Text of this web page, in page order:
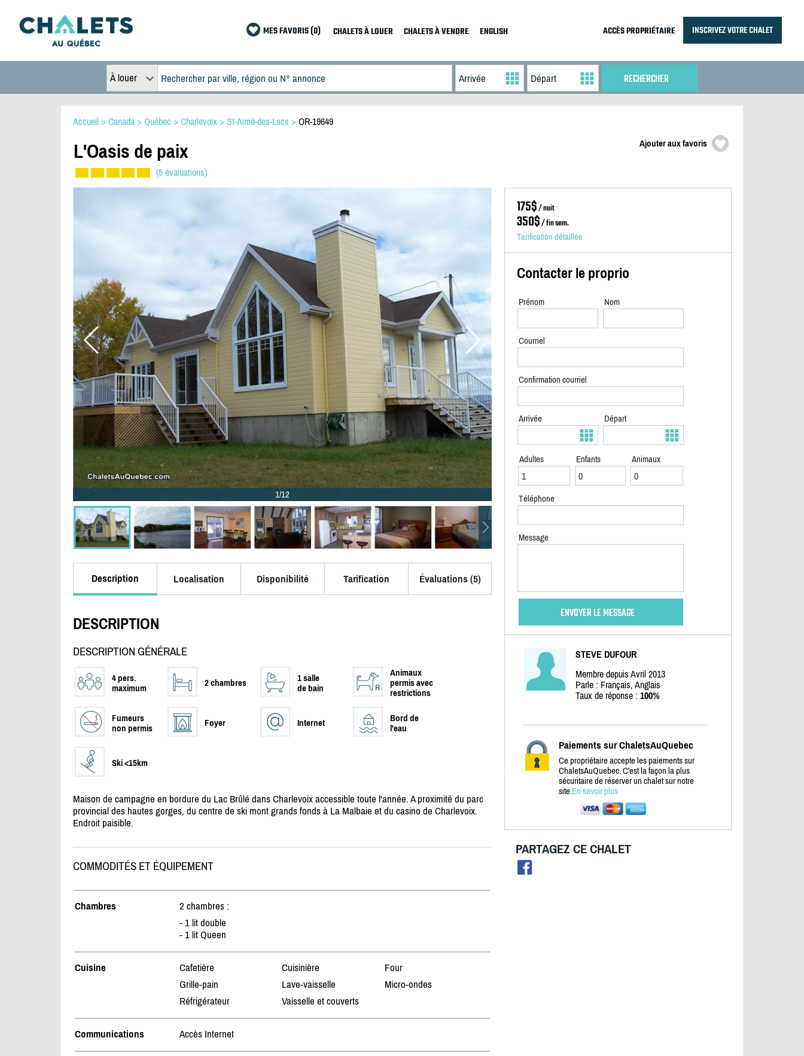
MES FAVORIS (0) CHALETS À LOUER CHALETS À VENDRE ENGLISH ACCÈS PROPRIÉTAIRE INSCRIVEZ VOTRE CHALET
À louer
Accueil > Canada > Québec > Charlevoix > St-Aimé-des-Lacs > OR-19649
L'Oasis de paix
(5 évaluations)
Ajouter aux favoris
1/12
Description Localisation Disponibilité Tarification Évaluations (5)
DESCRIPTION
DESCRIPTION GÉNÉRALE
4 pers.
maximum
2 chambres
1 salle
de bain
Animaux
permis avec
restrictions
Fumeurs
non permis
Foyer Internet
Bord de
l'eau
Ski <15km
Maison de campagne en bordure du Lac Brûlé dans Charlevoix accessible toute l'année. A proximité du parc
provincial des hautes gorges, du centre de ski mont grands fonds à La Malbaie et du casino de Charlevoix.
Endroit paisible.
COMMODITÉS ET ÉQUIPEMENT
Chambres
2 chambres :
- 1 lit double
- 1 lit Queen
Cuisine Cafetière Cuisinière
Four
Grille-pain
Lave-vaisselle
Micro-ondes
Réfrigérateur
Vaisselle et couverts
Communications Accès Internet
175$/ nuit
350$/ fin sem.
Tarification détaillée
Contacter le proprio
Prénom Nom
Courriel
Confirmation courriel
Arrivée Départ
Adultes Enfants Animaux
Téléphone
Message
STEVE DUFOUR
Membre depuis Avril 2013
Parle : Français, Anglais
Taux de réponse : 100%
Paiements sur ChaletsAuQuebec
Ce propriétaire accepte les paiements sur
ChaletsAuQuebec. C'est la façon la plus
sécuritaire de réserver un chalet sur notre
site.En savoir plus
PARTAGEZ CE CHALET